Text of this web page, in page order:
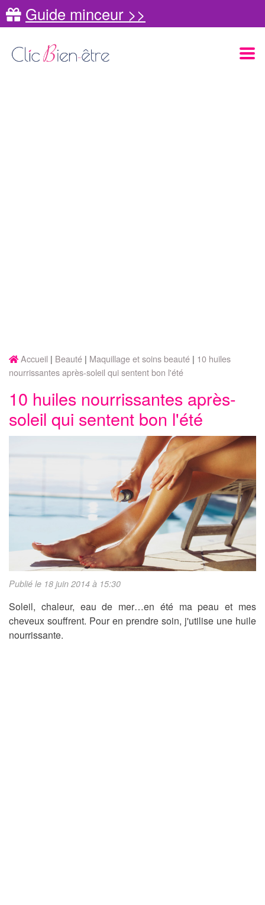
Guide minceur >>
Accueil Beauté Maquillage et soins beauté
10 huiles
nourrissantes après-soleil qui sentent bon l'été
10 huiles nourrissantes après-
soleil qui sentent bon l'été
Publié le 18 juin 2014 à 15:30
Soleil, chaleur, eau de mer…en été ma peau et mes
cheveux souffrent. Pour en prendre soin, j'utilise une huile
nourrissante.